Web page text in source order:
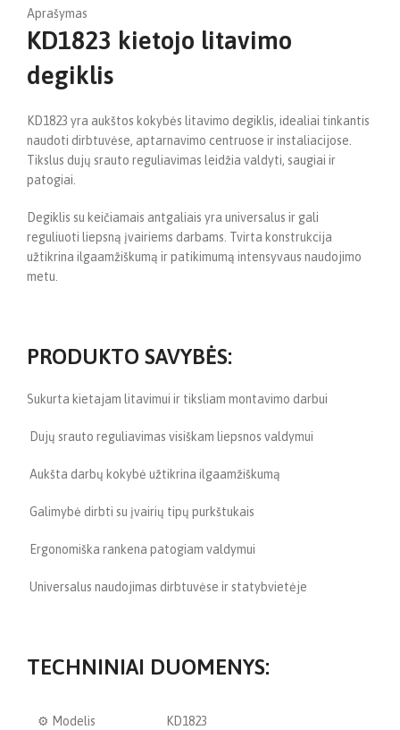
Aprašymas
KD1823 kietojo litavimo
degiklis
KD1823 yra aukštos kokybės litavimo degiklis, idealiai tinkantis
naudoti dirbtuvėse, aptarnavimo centruose ir instaliacijose.
Tikslus dujų srauto reguliavimas leidžia valdyti, saugiai ir
patogiai.
Degiklis su keičiamais antgaliais yra universalus ir gali
reguliuoti liepsną įvairiems darbams. Tvirta konstrukcija
užtikrina ilgaamžiškumą ir patikimumą intensyvaus naudojimo
metu.
PRODUKTO SAVYBĖS:
Sukurta kietajam litavimui ir tiksliam montavimo darbui
Dujų srauto reguliavimas visiškam liepsnos valdymui
Aukšta darbų kokybė užtikrina ilgaamžiškumą
Galimybė dirbti su įvairių tipų purkštukais
Ergonomiška rankena patogiam valdymui
Universalus naudojimas dirbtuvėse ir statybvietėje
TECHNINIAI DUOMENYS:
⚙️ Modelis KD1823